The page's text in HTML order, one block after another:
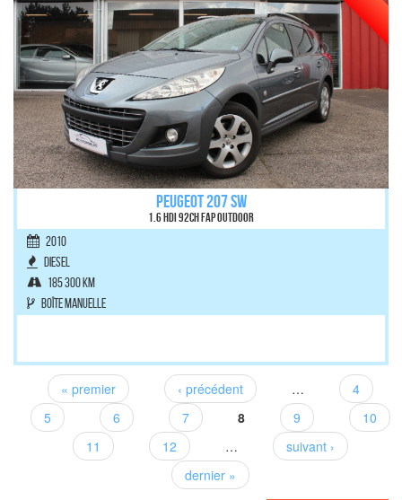
PEUGEOT 207 SW
1.6 HDi 92ch FAP Outdoor
2010
Diesel
185 300 km
Boîte manuelle
Pages
« premier ‹ précédent …
4
5
6 7 8 9
10
11
12 …
suivant ›
dernier »